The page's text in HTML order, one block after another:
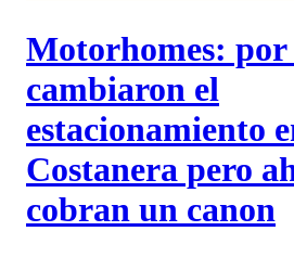
Motorhomes: por
cambiaron el
estacionamiento
Costanera pero
cobran un canon